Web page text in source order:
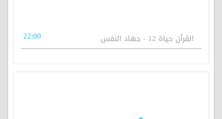
القرآن حياة 12 - جهاد النفس 22:00